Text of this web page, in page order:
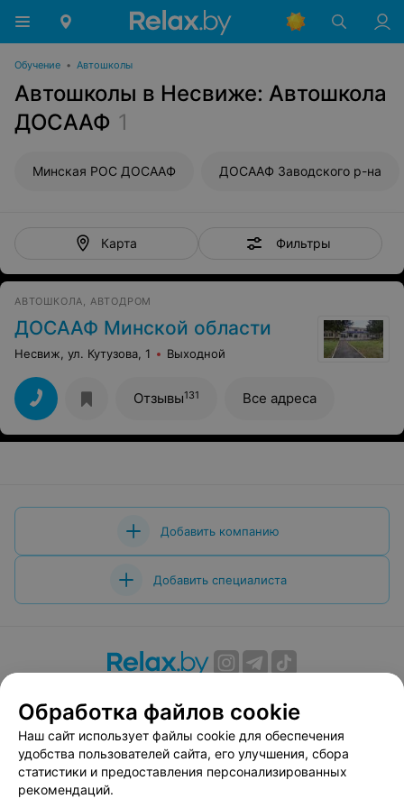
Обучение • Автошколы
Автошколы в Несвиже: Автошкола
ДОСААФ 1
Минская РОС ДОСААФ ДОСААФ Заводского р-на
Карта Фильтры
АВТОШКОЛА, АВТОДРОМ
ДОСААФ Минской области
Несвиж, ул. Кутузова, 1 Выходной
Отзывы131 Все адреса
Добавить компанию
Добавить специалиста
Вакансии
Публичный договор
Способы оплаты
Публичный договор по использованию сервиса
«Афиша»
Пользовательское соглашение
Обработка файлов cookie
Наш сайт использует файлы cookie для обеспечения
удобства пользователей сайта, его улучшения, сбора
статистики и предоставления персонализированных
рекомендаций.